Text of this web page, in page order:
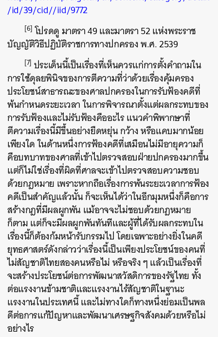
/id/39/cid//iid/9772
[6] โปรดดู มาตรา 49 และมาตรา 52 แห่งพระราช
บัญญัติวิธีปฏิบัติราชการทางปกครอง พ.ศ. 2539
[7] ประเด็นนี้เป็นเรื่องที่เห็นควรแก่การตั้งคำถามใน
การใช้ดุลยพินิจของการตีความที่ว่าด้วยเรื่องคุ้มครอง
ประโยชน์สาธารณะของศาลปกครองในการรับฟ้องคดีที่
พ้นกำหนดระยะเวลา ในการพิจารณาตั้งแต่ผลกระทบของ
การรับฟ้องและไม่รับฟ้องคืออะไร แนวคำพิพากษาที่
ตีความเรื่องนี้มีขึ้นอย่างยืดหยุ่น กว้าง หรือแคบมากน้อย
เพียงใด ในด้านหนึ่งการฟ้องคดีที่เสมือนไม่มีอายุความก็
คือบทบาทของศาลที่เข้าไปตรวจสอบฝ่ายปกครองมากขึ้น
แต่ก็ไม่ใช่เรื่องที่ผิดที่ศาลจะเข้าไปตรวจสอบความชอบ
ด้วยกฎหมาย เพราะหากถือเรื่องการพ้นระยะเวลาการฟ้อง
คดีเป็นสำคัญแล้วนั้น ก็จะเห็นได้ว่าในอีกมุมหนึ่งก็คือการ
สร้างกฎที่มีผลผูกพัน แม้อาจจะไม่ชอบด้วยกฎหมาย
ก็ตาม แต่ก็จะมีผลผูกพันทันทีและผู้ที่ได้รับผลกระทบใน
เรื่องนี้ก็ต้องก้มหน้ารับกรรมไป โดยเฉพาะอย่างยิ่งในคดี
ยุทธศาสตร์ดังกล่าวว่าเรื่องนี้เป็นเพียงประโยชน์ของคนที่
ไม่สัญชาติไทยสองคนหรือไม่ หรือจริง ๆ แล้วเป็นเรื่องที่
จะสร้างประโยชน์ต่อการพัฒนาสวัสดิการของรัฐไทย ทั้ง
ต่อแรงงานข้ามชาติและแรงงานไร้สัญชาติในฐานะ
แรงงานในประเทศนี้ และไม่ทางใดก็ทางหนึ่งย่อมเป็นพล
ดีต่อการแก้ปัญหาและพัฒนาเศรษฐกิจสังคมด้วยหรือไม่
อย่างไร